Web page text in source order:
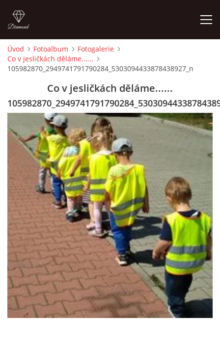
ÚVOD
NAŠE FILOZOFIE
PŘÍSPĚVEK NA PROVOZ DĚTSKÉ SKUPINY
CENÍK
KONTAKT
AKTUALITY
AKTIVITY DĚTÍ
VÝCHOVNÝ PLÁN PÉČE
Úvod Fotoalbum
Fotogalerie
Co v jesličkách děláme......
105982870_2949741791790284_5303094433878438927_n
Co v jesličkách děláme......